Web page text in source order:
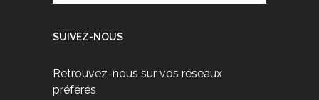
SUIVEZ-NOUS
Retrouvez-nous sur vos réseaux
préférés